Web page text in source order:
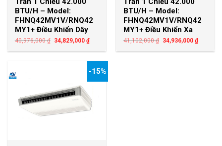
BTU/H – Model:
FHNQ42MV1V/RNQ42
MY1+ Điều Khiển Dây
40,976,000₫ 34,829,000₫
BTU/H – Model:
FHNQ42MV1V/RNQ42
MY1+ Điều Khiển Xa
41,102,000₫ 34,936,000₫
-15%